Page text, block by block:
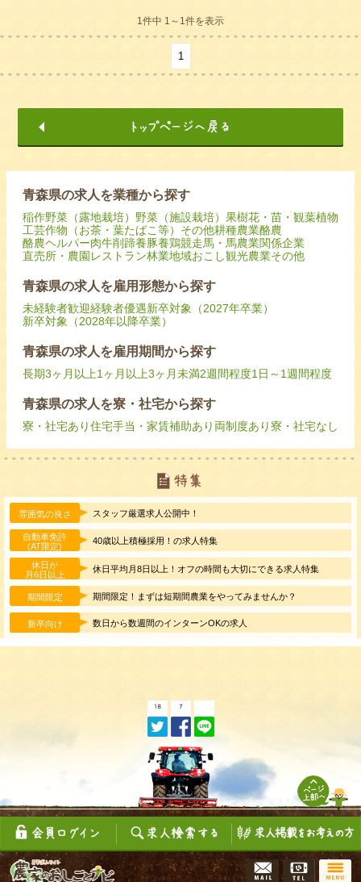
1件中 1～1件を表示
1
青森県の求人を業種から探す
稲作野菜（露地栽培） 野菜（施設栽培） 果樹花・苗・観葉植物
工芸作物（お茶・葉たばこ等） その他耕種農業酪農
酪農ヘルパー肉牛削蹄養豚養鶏競走馬・馬農業関係企業
直売所・農園レストラン林業地域おこし観光農業その他
青森県の求人を雇用形態から探す
未経験者歓迎経験者優遇新卒対象（2027年卒業）
新卒対象（2028年以降卒業）
青森県の求人を雇用期間から探す
長期3ヶ月以上1ヶ月以上3ヶ月未満2週間程度1日～1週間程度
青森県の求人を寮・社宅から探す
寮・社宅あり住宅手当・家賃補助あり 両制度あり寮・社宅なし
雰囲気の良さ スタッフ厳選求人公開中！
自動車免許
(AT限定)
40歳以上積極採用！の求人特集
休日が
月6日以上
休日平均月8日以上！オフの時間も大切にできる求人特集
期間限定 期間限定！まずは短期間農業をやってみませんか？
新卒向け 数日から数週間のインターンOKの求人